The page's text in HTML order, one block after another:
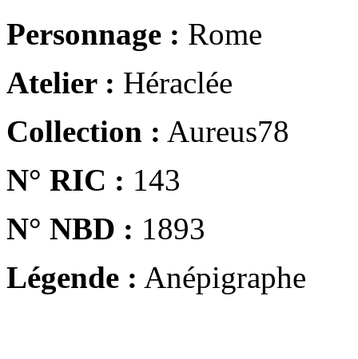
Personnage : Rome
Atelier : Héraclée
Collection : Aureus78
N° RIC : 143
N° NBD : 1893
Légende : Anépigraphe